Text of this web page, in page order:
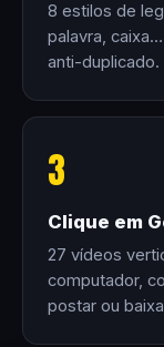
8 estilos de
palavra,
anti-duplicado.
3
Clique em
27 vídeos
computador,
postar ou